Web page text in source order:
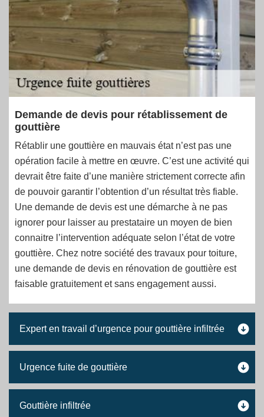
Demande de devis pour rétablissement de
gouttière
Rétablir une gouttière en mauvais état n’est pas une
opération facile à mettre en œuvre. C’est une activité qui
devrait être faite d’une manière strictement correcte afin
de pouvoir garantir l’obtention d’un résultat très fiable.
Une demande de devis est une démarche à ne pas
ignorer pour laisser au prestataire un moyen de bien
connaitre l’intervention adéquate selon l’état de votre
gouttière. Chez notre société des travaux pour toiture,
une demande de devis en rénovation de gouttière est
faisable gratuitement et sans engagement aussi.
Expert en travail d’urgence pour gouttière infiltrée
Urgence fuite de gouttière
Gouttière infiltrée